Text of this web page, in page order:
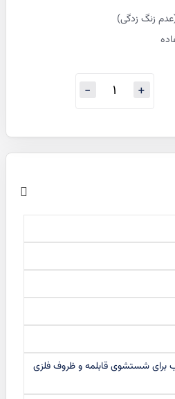
برای شستشوی قابلمه و ظروف فلزی